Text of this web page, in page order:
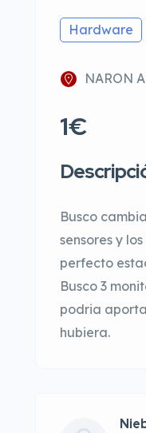
Hardware
NARON
1€
Busco
sensores y
perfecto
Busco 3
podria
hubiera.